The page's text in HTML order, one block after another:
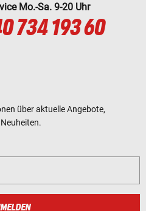
Mo.-Sa. 9-20 Uhr
734 193 60
über aktuelle Angebote,